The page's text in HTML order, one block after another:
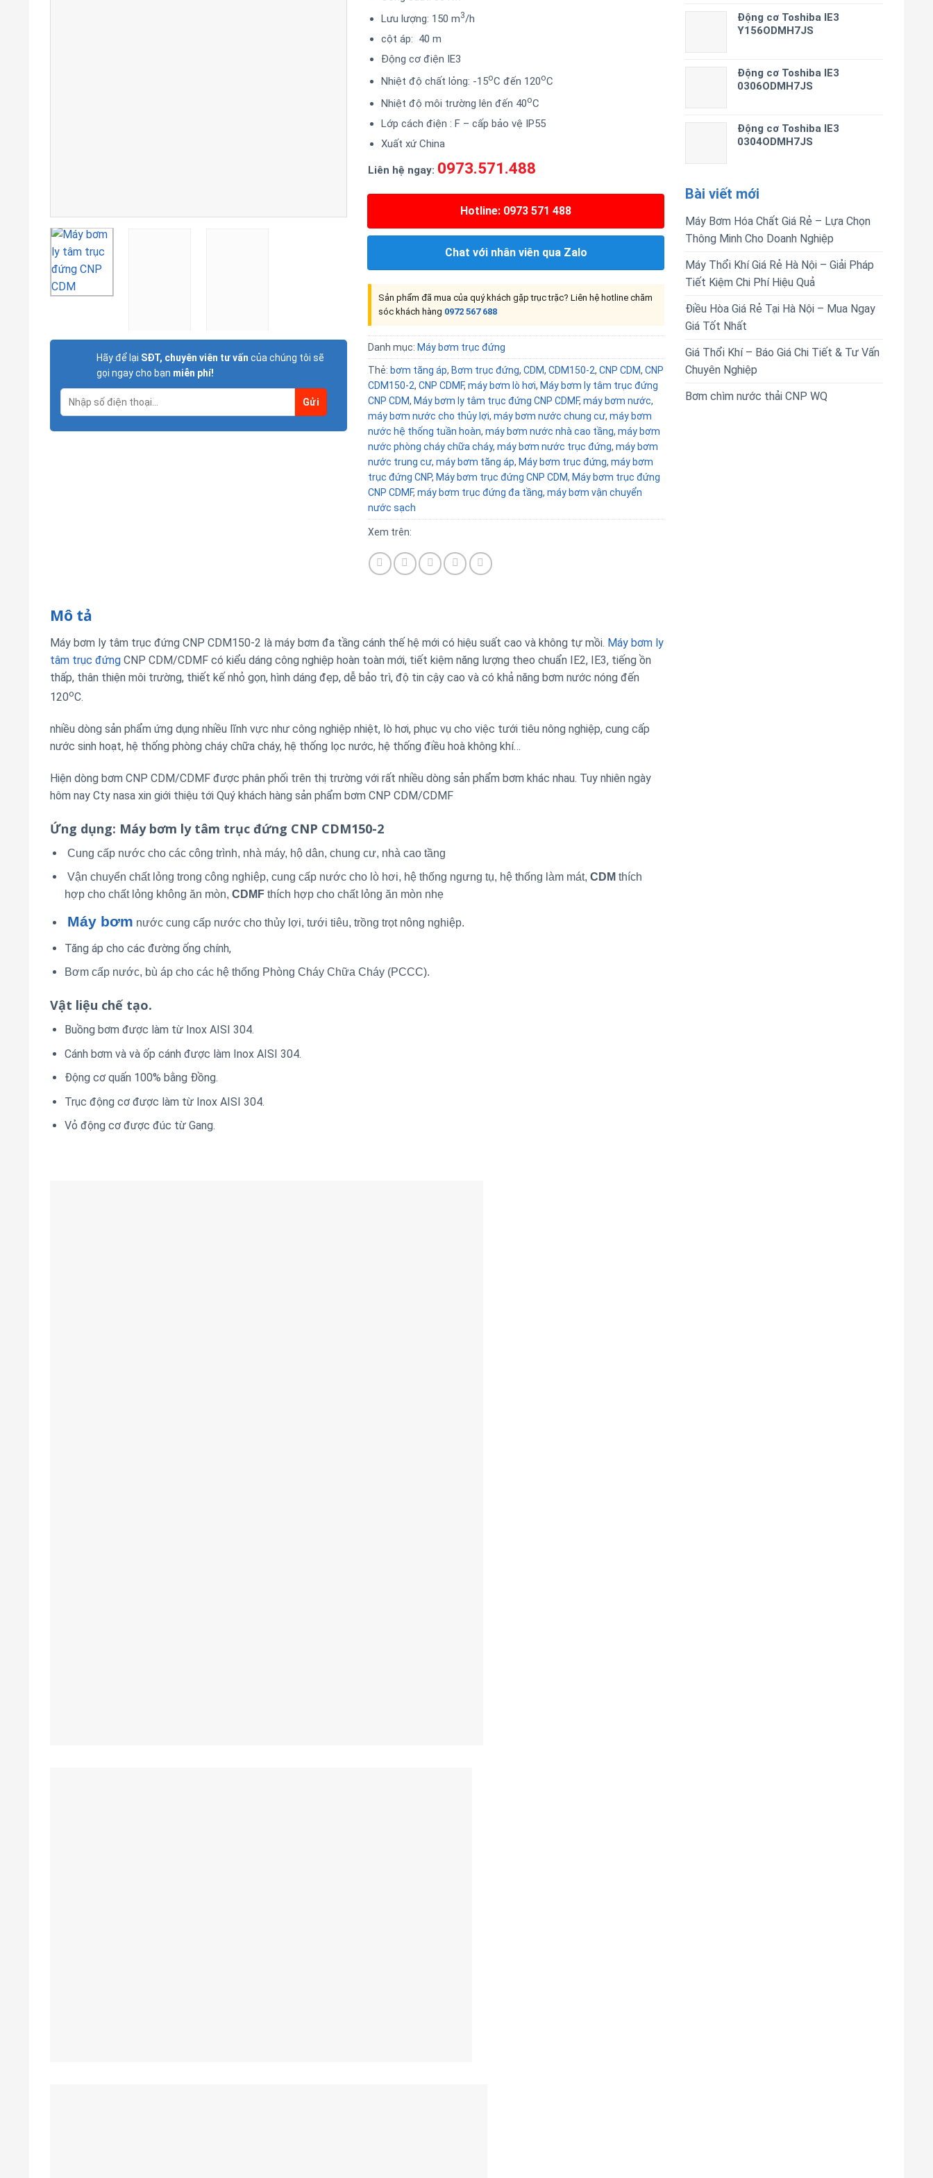
Động cơ Toshiba IE3
Y156ODMH7JS
Động cơ Toshiba IE3
0306ODMH7JS
Động cơ Toshiba IE3
0304ODMH7JS
Bài viết mới
Máy Bơm Hóa Chất Giá Rẻ – Lựa Chọn
Thông Minh Cho Doanh Nghiệp
Máy Thổi Khí Giá Rẻ Hà Nội – Giải Pháp
Tiết Kiệm Chi Phí Hiệu Quả
Điều Hòa Giá Rẻ Tại Hà Nội – Mua Ngay
Giá Tốt Nhất
Giá Thổi Khí – Báo Giá Chi Tiết & Tư Vấn
Chuyên Nghiệp
Bơm chìm nước thải CNP WQ
Hãy để lại SĐT, chuyên viên tư vấn của chúng tôi sẽ
gọi ngay cho bạn miễn phí!
Lưu lượng: 150 m3/h
cột áp: 40 m
Động cơ điện IE3
Nhiệt độ chất lỏng: -15oC đến 120oC
Nhiệt độ môi trường lên đến 40oC
Lớp cách điện : F – cấp bảo vệ IP55
Xuất xứ China
Liên hệ ngay: 0973.571.488
Hotline: 0973 571 488
Chat với nhân viên qua Zalo
Sản phẩm đã mua của quý khách gặp trục trặc? Liên hệ hotline chăm
sóc khách hàng 0972 567 688
Danh mục: Máy bơm trục đứng
Thẻ: bơm tăng áp, Bơm trục đứng, CDM, CDM150-2, CNP CDM, CNP
CDM150-2, CNP CDMF, máy bơm lò hơi, Máy bơm ly tâm trục đứng
CNP CDM, Máy bơm ly tâm trục đứng CNP CDMF, máy bơm nước,
máy bơm nước cho thủy lợi, máy bơm nước chung cư, máy bơm
nước hệ thống tuần hoàn, máy bơm nước nhà cao tầng, máy bơm
nước phòng cháy chữa cháy, máy bơm nước trục đứng, máy bơm
nước trung cư, máy bơm tăng áp, Máy bơm trục đứng, máy bơm
trục đứng CNP, Máy bơm trục đứng CNP CDM, Máy bơm trục đứng
CNP CDMF, máy bơm trục đứng đa tầng, máy bơm vận chuyển
nước sạch
Xem trên:
Mô tả
Máy bơm ly tâm trục đứng CNP CDM150-2 là máy bơm đa tầng cánh thế hệ mới có hiệu suất cao và không tự mồi. Máy bơm ly
tâm trục đứng CNP CDM/CDMF có kiểu dáng công nghiệp hoàn toàn mới, tiết kiệm năng lượng theo chuẩn IE2, IE3, tiếng ồn
thấp, thân thiện môi trường, thiết kế nhỏ gọn, hình dáng đẹp, dễ bảo trì, độ tin cậy cao và có khả năng bơm nước nóng đến
120oC.
nhiều dòng sản phẩm ứng dụng nhiều lĩnh vực như công nghiệp nhiệt, lò hơi, phục vụ cho việc tưới tiêu nông nghiệp, cung cấp
nước sinh hoạt, hệ thống phòng cháy chữa cháy, hệ thống lọc nước, hệ thống điều hoà không khí…
Hiện dòng bơm CNP CDM/CDMF được phân phối trên thị trường với rất nhiều dòng sản phẩm bơm khác nhau. Tuy nhiên ngày
hôm nay Cty nasa xin giới thiệu tới Quý khách hàng sản phẩm bơm CNP CDM/CDMF
Ứng dụng: Máy bơm ly tâm trục đứng CNP CDM150-2
Cung cấp nước cho các công trình, nhà máy, hộ dân, chung cư, nhà cao tầng
Vận chuyển chất lỏng trong công nghiệp, cung cấp nước cho lò hơi, hệ thống ngưng tụ, hệ thống làm mát, CDM thích
hợp cho chất lỏng không ăn mòn, CDMFthích hợp cho chất lỏng ăn mòn nhẹ
Máy bơm nước cung cấp nước cho thủy lợi, tưới tiêu, trồng trọt nông nghiệp.
Tăng áp cho các đường ống chính,
Bơm cấp nước, bù áp cho các hệ thống Phòng Cháy Chữa Cháy (PCCC).
Vật liệu chế tạo.
Buồng bơm được làm từ Inox AISI 304.
Cánh bơm và và ốp cánh được làm Inox AISI 304.
Động cơ quấn 100% bằng Đồng.
Trục động cơ được làm từ Inox AISI 304.
Vỏ động cơ được đúc từ Gang.